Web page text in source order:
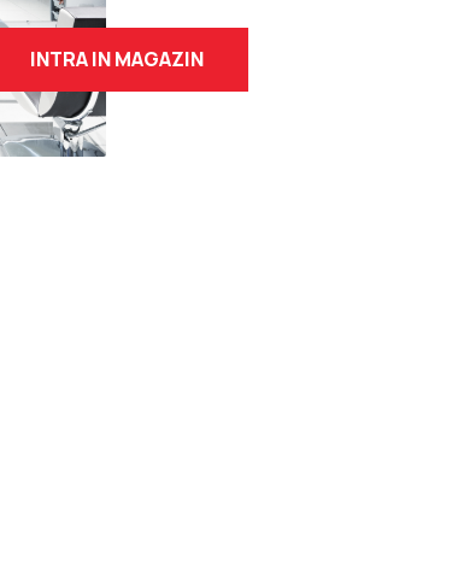
INTRA IN MAGAZIN